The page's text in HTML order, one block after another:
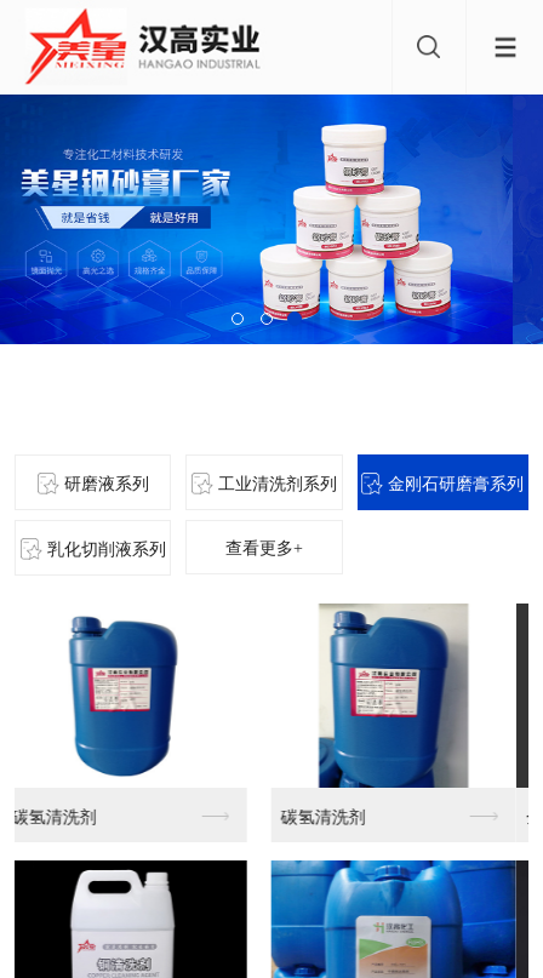
研磨液系列 工业清洗剂系列 金刚石研磨膏系列
乳化切削液系列 查看更多+
金刚石研磨膏 水性金刚石研磨膏